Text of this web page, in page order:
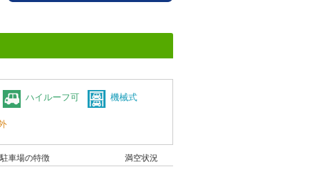
ハイルーフ可 機械式
駐車場の特徴 満空状況